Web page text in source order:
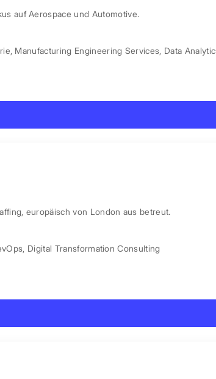
auf Aerospace und Automotive.
, Manufacturing Engineering Services, Data
europäisch von London aus betreut.
, Digital Transformation Consulting